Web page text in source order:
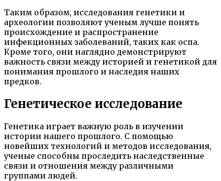
Таким образом, исследования генетики и
археологии позволяют ученым лучше понять
происхождение и распространение
инфекционных заболеваний, таких как оспа.
Кроме того, они наглядно демонстрируют
важность связи между историей и генетикой для
понимания прошлого и наследия наших
предков.
Генетическое исследование
Генетика играет важную роль в изучении
истории нашего прошлого. С помощью
новейших технологий и методов исследования,
ученые способны проследить наследственные
связи и отношения между различными
группами людей.